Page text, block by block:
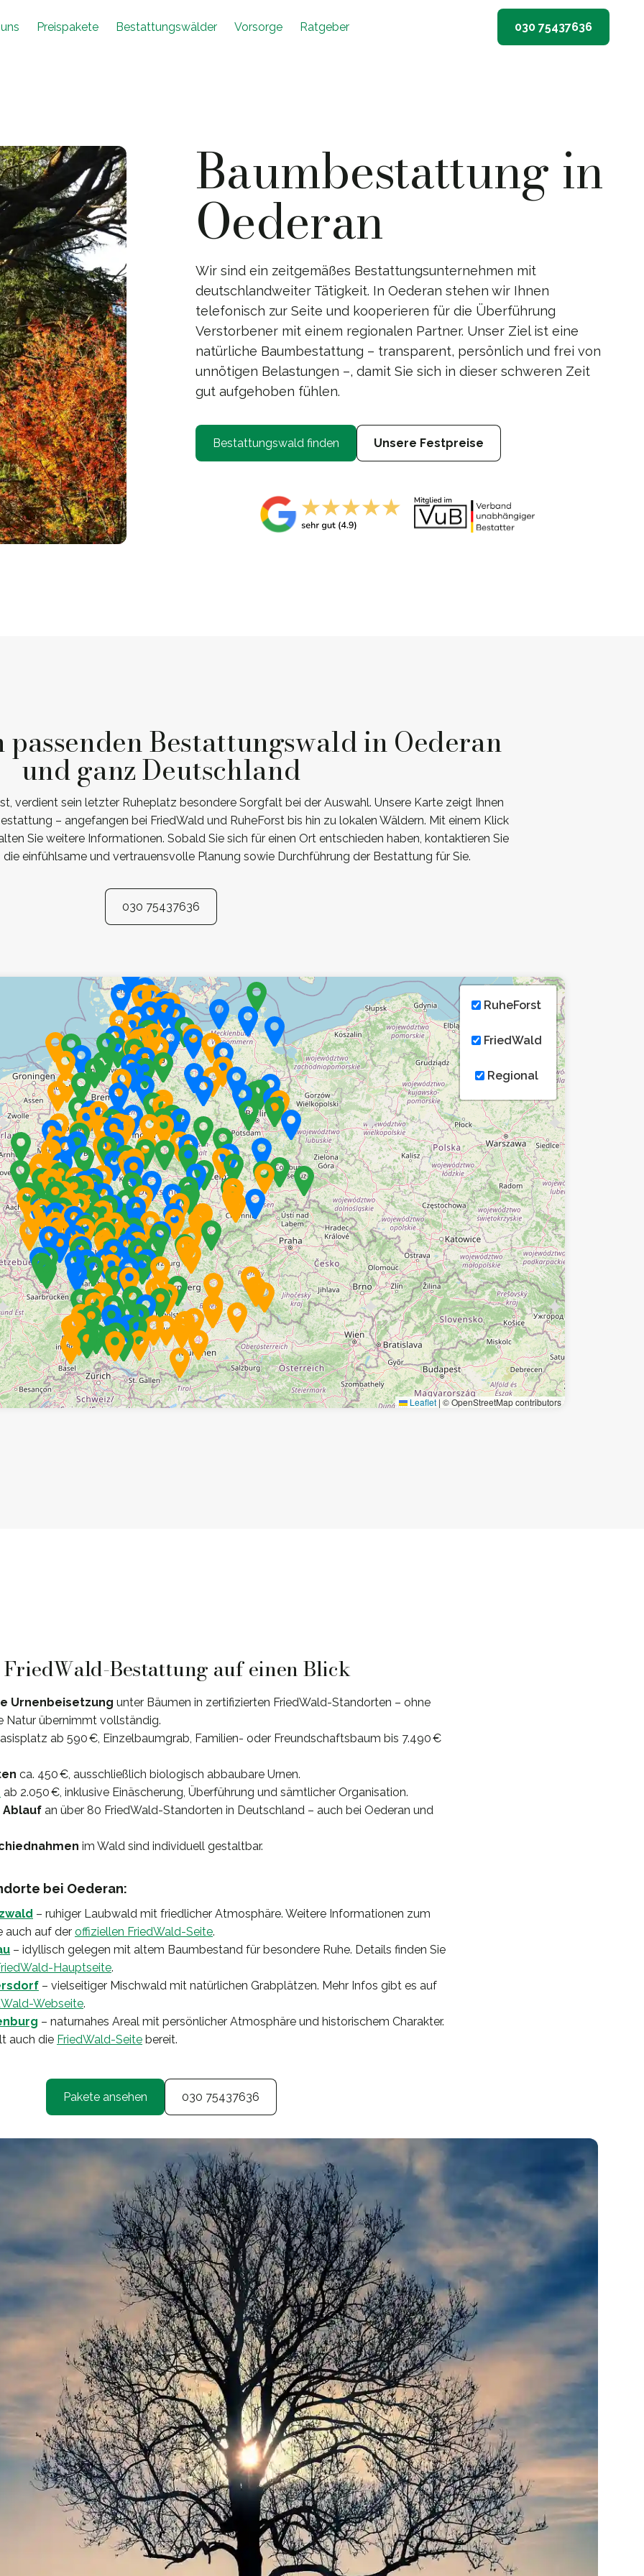
Preispakete Bestattungswälder Vorsorge Ratgeber 030 75437636
Baumbestattung in
Oederan
Wir sind ein zeitgemäßes Bestattungsunternehmen mit
deutschlandweiter Tätigkeit. In Oederan stehen wir Ihnen
telefonisch zur Seite und kooperieren für die Überführung
Verstorbener mit einem regionalen Partner. Unser Ziel ist eine
natürliche Baumbestattung – transparent, persönlich und frei von
unnötigen Belastungen –, damit Sie sich in dieser schweren Zeit
gut aufgehoben fühlen.
Bestattungswald finden Unsere Festpreise
passenden Bestattungswald in Oederan
und ganz Deutschland
verdient sein letzter Ruheplatz besondere Sorgfalt bei der Auswahl. Unsere Karte zeigt Ihnen
– angefangen bei FriedWald und RuheForst bis hin zu lokalen Wäldern. Mit einem Klick
Sie weitere Informationen. Sobald Sie sich für einen Ort entschieden haben, kontaktieren Sie
einfühlsame und vertrauensvolle Planung sowie Durchführung der Bestattung für Sie.
030 75437636
RuheForst
FriedWald
Regional
Leaflet | © OpenStreetMap contributors
Bestattung auf einen Blick
Urnenbeisetzung unter Bäumen in zertifizierten FriedWald-Standorten – ohne
Natur übernimmt vollständig.
ab 590 €, Einzelbaumgrab, Familien- oder Freundschaftsbaum bis 7.490 €
ca. 450 €, ausschließlich biologisch abbaubare Urnen.
ab 2.050 €, inklusive Einäscherung, Überführung und sämtlicher Organisation.
an über 80 FriedWald-Standorten in Deutschland – auch bei Oederan und
im Wald sind individuell gestaltbar.
bei Oederan:
– ruhiger Laubwald mit friedlicher Atmosphäre. Weitere Informationen zum
auch auf der offiziellen FriedWald-Seite.
– idyllisch gelegen mit altem Baumbestand für besondere Ruhe. Details finden Sie
Hauptseite.
– vielseitiger Mischwald mit natürlichen Grabplätzen. Mehr Infos gibt es auf
Webseite.
– naturnahes Areal mit persönlicher Atmosphäre und historischem Charakter.
auch die FriedWald-Seite bereit.
Pakete ansehen 030 75437636